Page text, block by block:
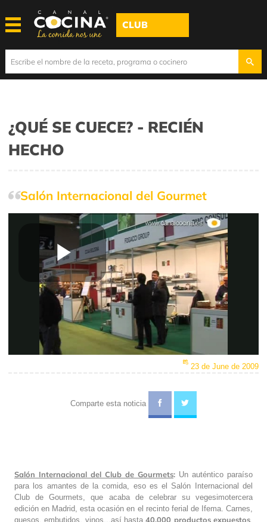
CLUB
¿QUÉ SE CUECE? - RECIÉN
HECHO
Salón Internacional del Gourmet
Play
Video
23 de June de 2009
Comparte esta noticia
Salón Internacional del Club de Gourmets: Un auténtico paraíso
para los amantes de la comida, eso es el Salón Internacional del
Club de Gourmets, que acaba de celebrar su vegesimotercera
edición en Madrid, esta ocasión en el recinto ferial de Ifema. Carnes,
quesos, embutidos, vinos...así hasta40.000 productos expuestos